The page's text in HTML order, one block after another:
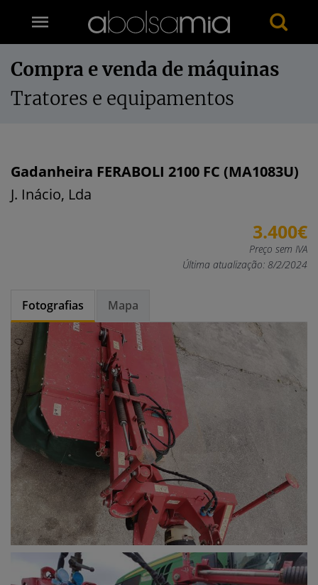
Compra e venda de máquinas
Tratores e equipamentos
Gadanheira FERABOLI 2100 FC (MA1083U)
J. Inácio, Lda
3.400€
Preço sem IVA
Última atualização: 8/2/2024
Fotografias Mapa